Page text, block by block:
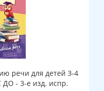
речи для детей 3-4
ДО - 3-е изд. испр.